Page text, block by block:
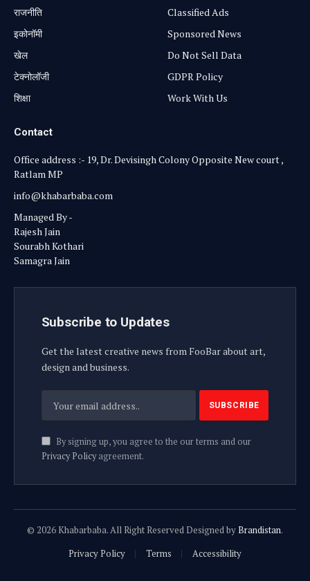
राजनीति
⁠इकोनॉमी
खेल
टेक्नोलॉजी
शिक्षा
Classified Ads
Sponsored News
Do Not Sell Data
GDPR Policy
Work With Us
Contact
Office address :- 19, Dr. Devisingh Colony Opposite New court ,
Ratlam MP
info@khabarbaba.com
Managed By -
Rajesh Jain
Sourabh Kothari
Samagra Jain
Subscribe to Updates
Get the latest creative news from FooBar about art,
design and business.
By signing up, you agree to the our terms and our
Privacy Policyagreement.
© 2026 Khabarbaba. All Right Reserved Designed byBrandistan.
Privacy Policy
Terms Accessibility